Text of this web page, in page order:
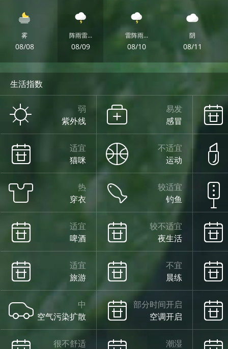
雾
08/08
阵雨雷...
08/09
雷阵雨...
08/10
阴
08/11
周六
少云
29°
19°
少云
08/15
生活指数
弱
紫外线
易发
感冒
适宜
猫咪
不适宜
运动
热
穿衣
较适宜
钓鱼
适宜
啤酒
较不适宜
夜生活
适宜
旅游
不宜
晨练
中
空气污染扩散
部分时间开启
空调开启
很不舒适
潮湿